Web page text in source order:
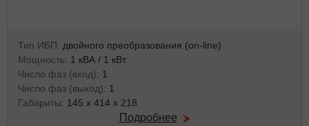
Тип ИБП: двойного преобразования (on-line)
Мощность: 1 кВА / 1 кВт
Число фаз (вход): 1
Число фаз (выход): 1
Габариты: 145 x 414 x 218
Подробнее